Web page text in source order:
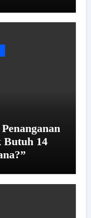
14